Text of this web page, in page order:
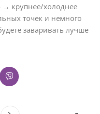
→ крупнее/холоднее
точек и немного
заваривать лучше